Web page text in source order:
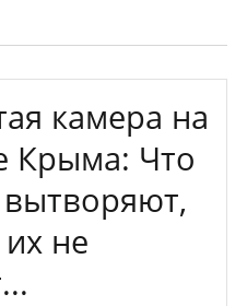
камера на
Крыма: Что
их не